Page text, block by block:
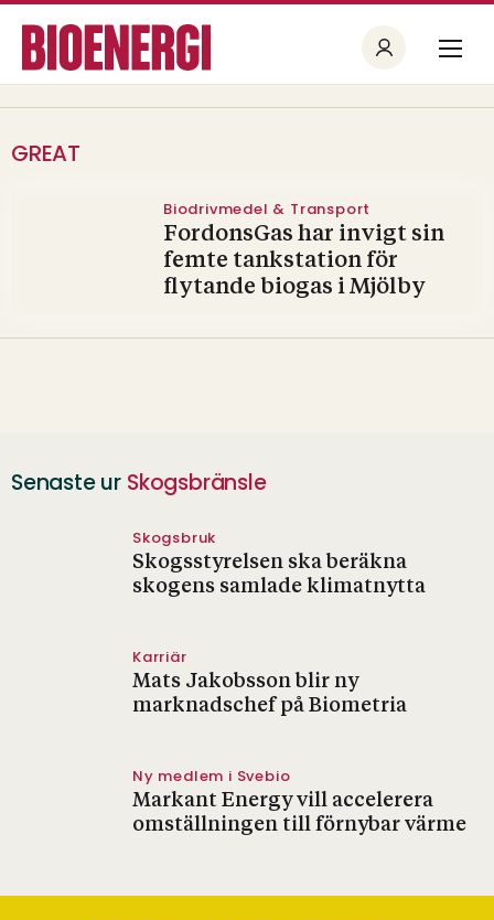
GREAT
Biodrivmedel & Transport
FordonsGas har invigt sin
femte tankstation för
flytande biogas i Mjölby
Senaste ur Skogsbränsle
Skogsbruk
Skogsstyrelsen ska beräkna
skogens samlade klimatnytta
Karriär
Mats Jakobsson blir ny
marknadschef på Biometria
Ny medlem i Svebio
Markant Energy vill accelerera
omställningen till förnybar värme